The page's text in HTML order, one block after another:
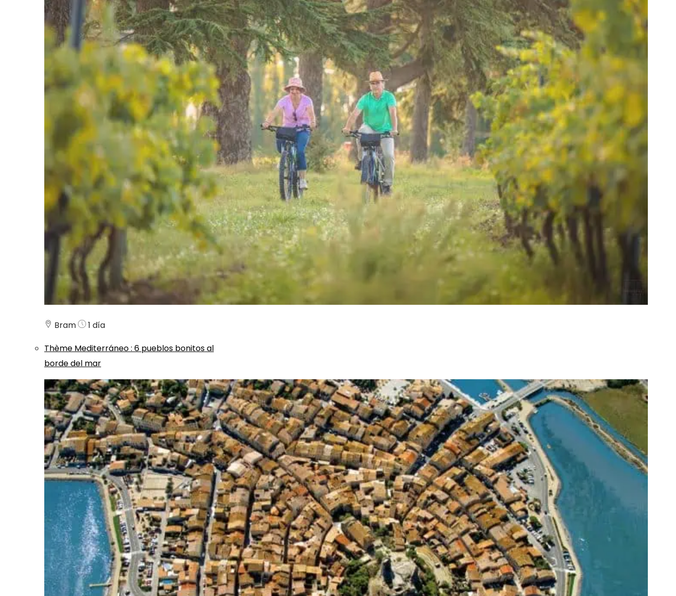
Bram
1 día
Thème Mediterráneo: 6 pueblos bonitos al
borde del mar